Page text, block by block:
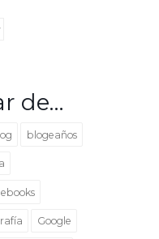
de…
blogeaños
ebooks
Google